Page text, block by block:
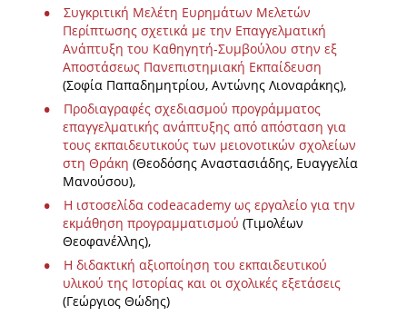
Συγκριτική Μελέτη Ευρημάτων Μελετών
Περίπτωσης σχετικά με την Επαγγελματική
Ανάπτυξη του Καθηγητή-Συμβούλου στην εξ
Αποστάσεως Πανεπιστημιακή Εκπαίδευση
(Σοφία Παπαδημητρίου, Αντώνης Λιοναράκης),
Προδιαγραφές σχεδιασμού προγράμματος
επαγγελματικής ανάπτυξης από απόσταση για
τους εκπαιδευτικούς των μειονοτικών σχολείων
στη Θράκη (Θεοδόσης Αναστασιάδης, Ευαγγελία
Μανούσου),
Η ιστοσελίδα codeacademy ως εργαλείο για την
εκμάθηση προγραμματισμού (Τιμολέων
Θεοφανέλλης),
Η διδακτική αξιοποίηση του εκπαιδευτικού
υλικού της Ιστορίας και οι σχολικές εξετάσεις
(Γεώργιος Θώδης)